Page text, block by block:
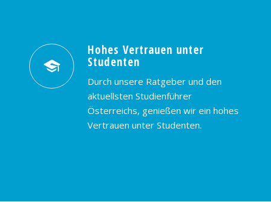
Hohes Vertrauen unter
Studenten
Durch unsere Ratgeber und den
aktuellsten Studienführer
Österreichs, genießen wir ein hohes
Vertrauen unter Studenten.